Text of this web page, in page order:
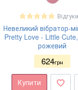
Невеликий вібратор-
Pretty Love - Little
рожевий
624грн
Купити